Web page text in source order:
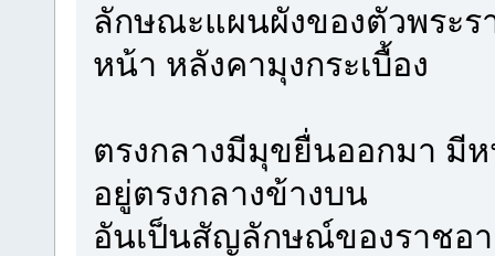
ลักษณะแผนผังของตัวพระร
หน้า หลังคามุงกระเบื้อง
ตรงกลางมีมุขยื่นออกมา มี
อยู่ตรงกลางข้างบน
อันเป็นสัญลักษณ์ของราชอ